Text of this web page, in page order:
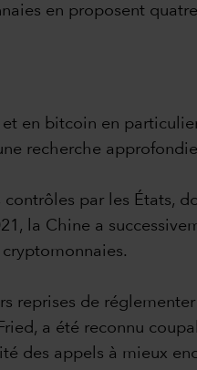
en proposent
en bitcoin en
recherche
contrôles par les
la Chine a
reprises de
a été reconnu
des appels à mieux